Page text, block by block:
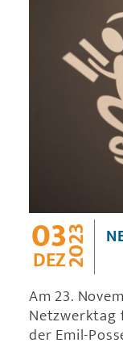
03
DEZ2023
Am 23.
Netzwerktag
der Emil-